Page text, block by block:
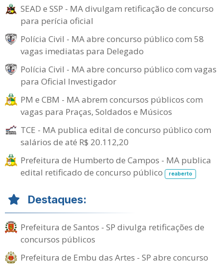
SEAD e SSP - MA divulgam retificação de concurso
para perícia oficial
Polícia Civil - MA abre concurso público com 58
vagas imediatas para Delegado
Polícia Civil - MA abre concurso público com vagas
para Oficial Investigador
PM e CBM - MA abrem concursos públicos com
vagas para Praças, Soldados e Músicos
TCE - MA publica edital de concurso público com
salários de até R$ 20.112,20
Prefeitura de Humberto de Campos - MA publica
edital retificado de concurso público
reaberto
Destaques:
Prefeitura de Santos - SP divulga retificações de
concursos públicos
Prefeitura de Embu das Artes - SP abre concurso